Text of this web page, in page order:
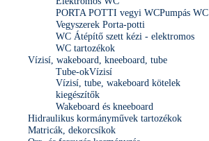
PORTA POTTI vegyi WCPumpás WC
Vegyszerek Porta-potti
WC Átépítő szett kézi - elektromos
WC tartozékok
Vízisí, wakeboard, kneeboard, tube
Tube-okVízisí
Vízisí, tube, wakeboard kötelek
kiegészítők
Wakeboard és kneeboard
Hidraulikus kormányművek tartozékok
Matricák, dekorcsíkok